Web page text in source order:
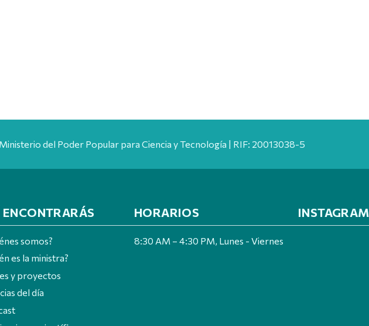
del Poder Popular para Ciencia y Tecnología | RIF: 20013038-5
somos?
es la ministra?
y proyectos
del día
HORARIOS
8:30 AM – 4:30 PM, Lunes - Viernes
INSTAGRAM